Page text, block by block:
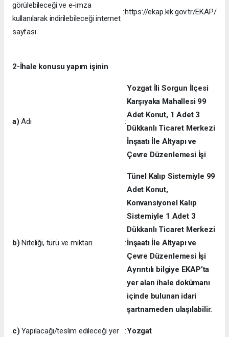
görülebileceği ve e-imza
kullanılarak indirilebileceği internet
sayfası
: https://ekap.kik.gov.tr/EKAP/
2-İhale konusu yapım işinin
a) Adı :
Yozgat İli Sorgun İlçesi
Karşıyaka Mahallesi 99
Adet Konut, 1 Adet 3
Dükkanlı Ticaret Merkezi
İnşaatı İle Altyapı ve
Çevre Düzenlemesi İşi
b) Niteliği, türü ve miktarı :
Tünel Kalıp Sistemiyle 99
Adet Konut,
Konvansiyonel Kalıp
Sistemiyle 1 Adet 3
Dükkanlı Ticaret Merkezi
İnşaatı İle Altyapı ve
Çevre Düzenlemesi İşi
Ayrıntılı bilgiye EKAP’ta
yer alan ihale dokümanı
içinde bulunan idari
şartnameden ulaşılabilir.
c) Yapılacağı/teslim edileceği yer :Yozgat